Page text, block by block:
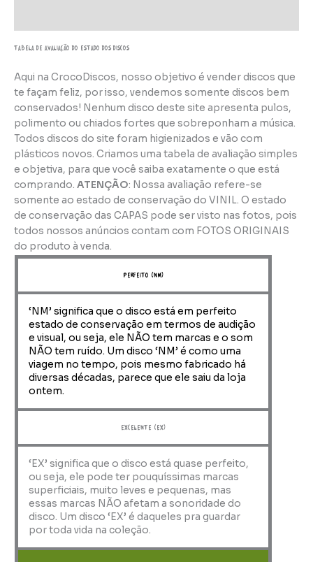
TABELA DE AVALIAÇÃo do estado dos discos
Aqui na CrocoDiscos, nosso objetivo é vender discos que
te façam feliz, por isso, vendemos somente discos bem
conservados! Nenhum disco deste site apresenta pulos,
polimento ou chiados fortes que sobreponham a música.
Todos discos do site foram higienizados e vão com
plásticos novos. Criamos uma tabela de avaliação simples
e objetiva, para que você saiba exatamente o que está
comprando. ATENÇÃO: Nossa avaliação refere-se
somente ao estado de conservação do VINIL. O estado
de conservação das CAPAS pode ser visto nas fotos, pois
todos nossos anúncios contam com FOTOS ORIGINAIS
do produto à venda.
perfeito (NM)
‘NM’ significa que o disco está em perfeito
estado de conservação em termos de audição
e visual, ou seja, ele NÃO tem marcas e o som
NÃO tem ruído. Um disco ‘NM’ é como uma
viagem no tempo, pois mesmo fabricado há
diversas décadas, parece que ele saiu da loja
ontem.
Excelente (EX)
‘EX’ significa que o disco está quase perfeito,
ou seja, ele pode ter pouquíssimas marcas
superficiais, muito leves e pequenas, mas
essas marcas NÃO afetam a sonoridade do
disco. Um disco ‘EX’ é daqueles pra guardar
por toda vida na coleção.